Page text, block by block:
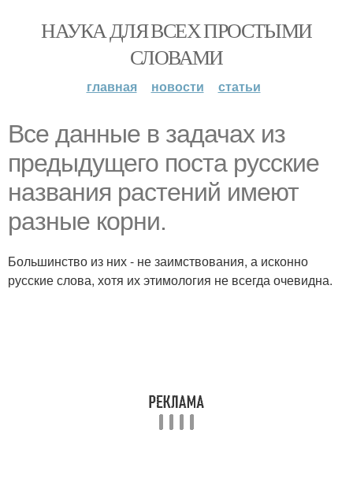
НАУКА ДЛЯ ВСЕХ ПРОСТЫМИ
СЛОВАМИ
главная новости статьи
Все данные в задачах из
предыдущего поста русские
названия растений имеют
разные корни.
Большинство из них - не заимствования, а исконно
русские слова, хотя их этимология не всегда очевидна.